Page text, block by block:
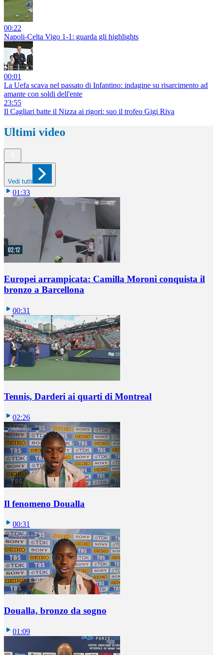
00:22
Napoli-Celta Vigo 1-1: guarda gli highlights
00:01
La Uefa scava nel passato di Infantino: indagine su risarcimento ad
amante con soldi dell'ente
23:55
Il Cagliari batte il Nizza ai rigori: suo il trofeo Gigi Riva
Ultimi video
Vedi tutti
01:33
Europei arrampicata: Camilla Moroni conquista il
bronzo a Barcellona
00:31
Tennis, Darderi ai quarti di Montreal
02:26
Il fenomeno Doualla
00:31
Doualla, bronzo da sogno
01:09